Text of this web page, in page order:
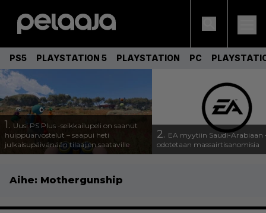
PS5 PLAYSTATION 5 PLAYSTATION PC
1. Uusi PS Plus -seikkailupeli on saanut
huippuarvostelut – saapui heti
julkaisupäivänään tilaajien saataville
2. EA myytiin Saudi-Arabiaan
odotetaan massairtisanomisia
Aihe: Mothergunship